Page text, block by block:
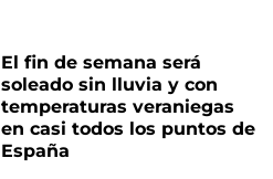
El fin de semana será
soleado sin lluvia y con
temperaturas veraniegas
en casi todos los puntos de
España